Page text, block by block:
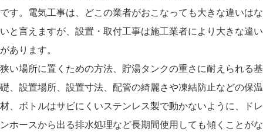
です。電気工事は、どこの業者がおこなっても大きな違いはな
いと言えますが、設置・取付工事は施工業者により大きな違い
があります。
狭い場所に置くための方法、貯湯タンクの重さに耐えられる基
礎、設置場所、設置寸法、配管の綺麗さや凍結防止などの保温
材、ボトルはサビにくいステンレス製で動かないように、ドレ
ンホースから出る排水処理など長期間使用しても傾くことがな